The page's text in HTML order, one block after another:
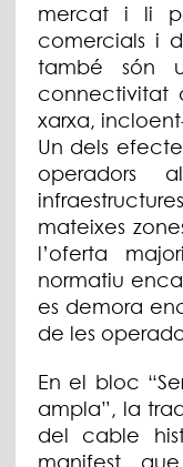
mercat i li
comercials i
també són
connectivitat
xarxa,
Un dels
operadors
mateixes
l’oferta
normatiu
es demora
de les
En el bloc
ampla”, la
del cable
manifest